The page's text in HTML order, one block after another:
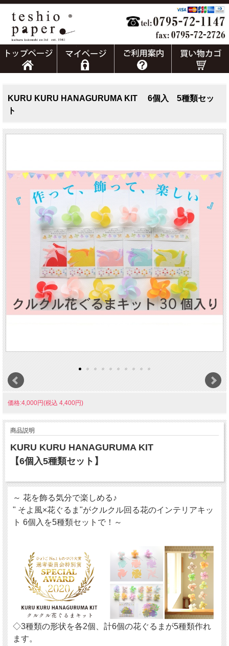
KURU KURU HANAGURUMA KIT 6個入 5種類セッ
ト
価格:4,000円(税込 4,400円)
商品説明
KURU KURU HANAGURUMA KIT
【6個入5種類セット】
～ 花を飾る気分で楽しめる♪
" そよ風×花ぐるま"がクルクル回る花のインテリアキッ
ト 6個入を5種類セットで！～
◇3種類の形状を各2個、計6個の花ぐるまが5種類作れ
ます。